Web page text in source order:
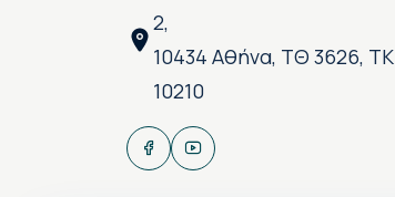
2,
10434 Αθήνα, ΤΘ 3626, ΤΚ
10210